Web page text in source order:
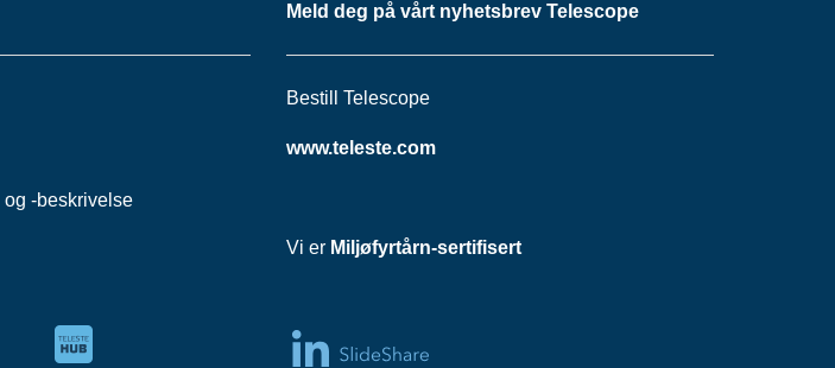
og -beskrivelse
Meld deg på vårt nyhetsbrev Telescope
Bestill Telescope
www.teleste.com
Vi er Miljøfyrtårn-sertifisert